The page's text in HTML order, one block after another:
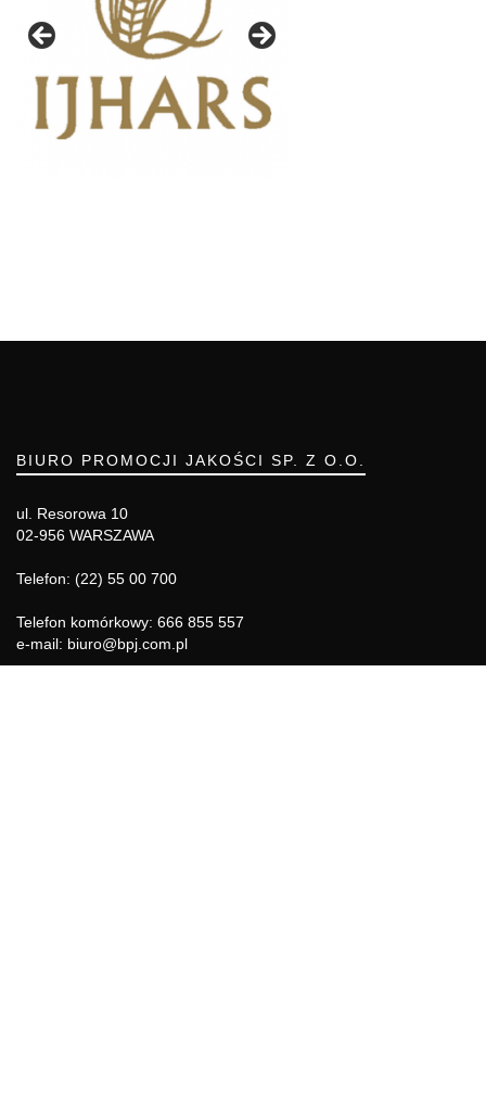
BIURO PROMOCJI JAKOŚCI SP. Z O.O.
ul. Resorowa 10
02-956 WARSZAWA
Telefon: (22) 55 00 700
Telefon komórkowy: 666 855 557
e-mail: biuro@bpj.com.pl